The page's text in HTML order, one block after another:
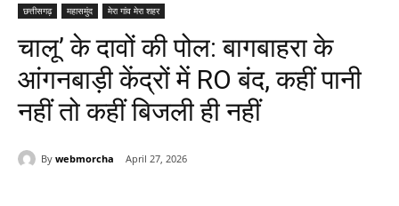
छत्तीसगढ़ महासमुंद मेरा गांव मेरा शहर
चालू’ के दावों की पोल: बागबाहरा के
आंगनबाड़ी केंद्रों में RO बंद, कहीं पानी
नहीं तो कहीं बिजली ही नहीं
By webmorcha April 27, 2026